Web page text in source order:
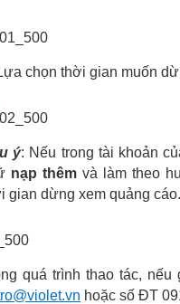
chọn thời gian muốn
ý: Nếu trong tài khoản
nạp thêm và làm theo
gian dừng xem quảng cáo.
quá trình thao tác,
hoặc số ĐT